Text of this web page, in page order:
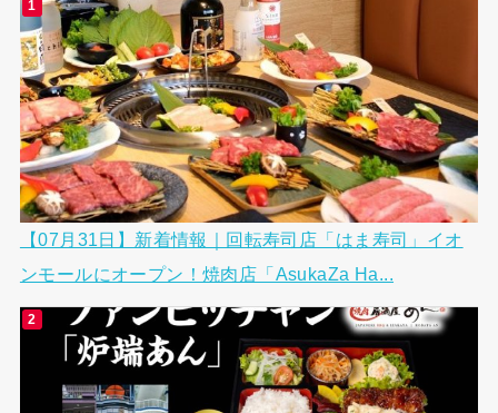
【07月31日】新着情報｜回転寿司店「はま寿司」イオ
ンモールにオープン！焼肉店「AsukaZa Ha...